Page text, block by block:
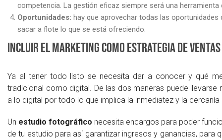
competencia. La gestión eficaz siempre será una
Oportunidades: hay que aprovechar todas las
sacar a flote lo que se está ofreciendo.
Incluir el marketing como estrategia de ventas
Ya al tener todo listo se necesita dar a conocer y qué
tradicional como digital. De las dos maneras puede llevarse
a lo digital por todo lo que implica la inmediatez y la
Un estudio fotográfico necesita encargos para poder
de tu estudio para así garantizar ingresos y ganancias,